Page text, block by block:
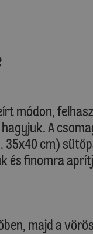
módon,
A
cm)
és finomra
majd a